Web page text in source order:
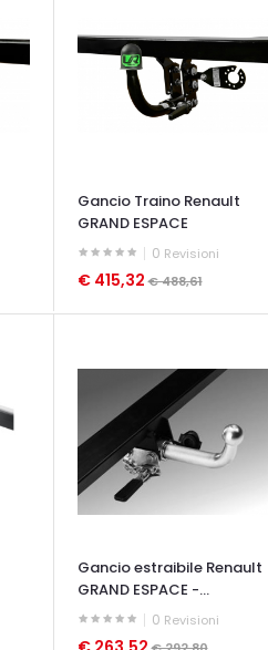
Gancio Traino Renault
GRAND ESPACE
0 Revisioni
€ 415,32€ 488,61
Gancio estraibile Renault
GRAND ESPACE -...
0 Revisioni